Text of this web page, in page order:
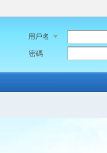
用戶名
密碼